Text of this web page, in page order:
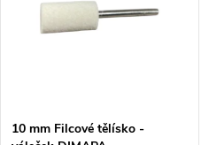
s
10 mm Filcové tělísko -